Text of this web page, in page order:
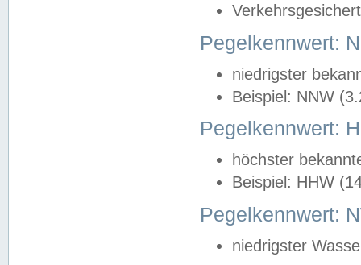
Pegelkennwert:
niedrigster
Beispiel: NNW
Pegelkennwert:
höchster
Beispiel: HHW
Pegelkennwert:
niedrigster